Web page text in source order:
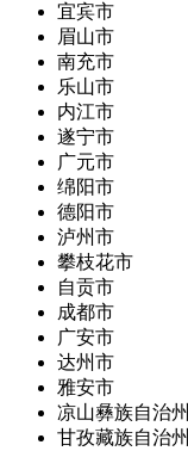
宜宾市
眉山市
南充市
乐山市
内江市
遂宁市
广元市
绵阳市
德阳市
泸州市
攀枝花市
自贡市
成都市
广安市
达州市
雅安市
凉山彝族自治州
甘孜藏族自治州